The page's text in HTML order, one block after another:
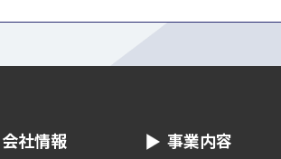
会社情報 事業内容